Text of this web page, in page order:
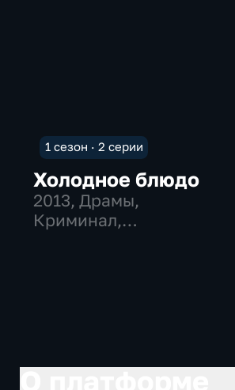
1 сезон · 2 серии
Холодное блюдо
2013, Драмы,
Криминал,